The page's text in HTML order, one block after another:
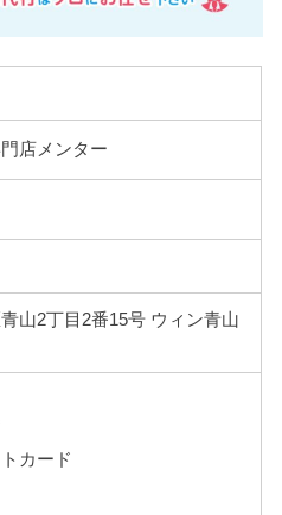
店メンター
山2丁目2番15号 ウィン青山
カード